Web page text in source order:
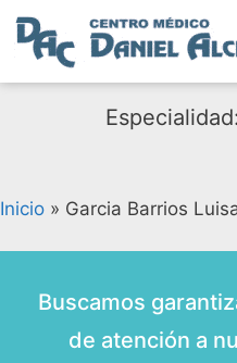
Inicio » Garcia Barrios
Buscamos
de atención a